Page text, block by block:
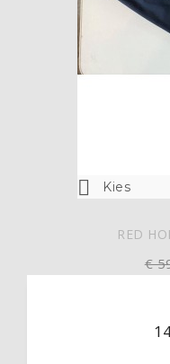
 Kies
RED
€